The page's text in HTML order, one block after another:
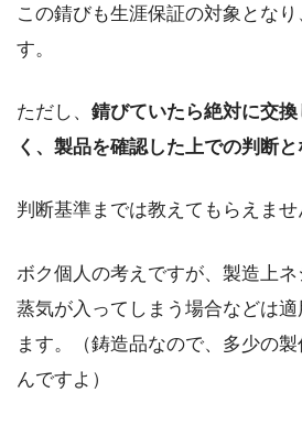
この錆びも生涯保証の対象とな
す。
ただし、 錆びていたら絶対に交
く、製品を確認した上での判断と
判断基準までは教えてもらえませ
ボク個人の考えですが、製造上ネ
蒸気が入ってしまう場合などは
ます。（鋳造品なので、多少の
んですよ）